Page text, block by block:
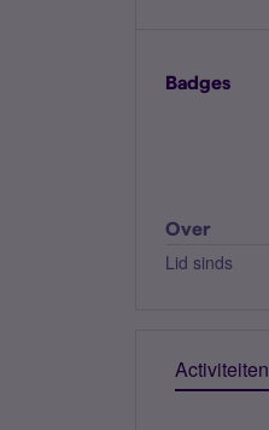
Badges
Over
Lid sinds
Activiteiten